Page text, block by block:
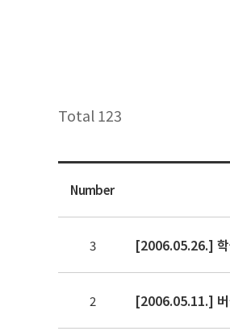
Total 123
Number
3 [2006.05.26.] 학
2 [2006.05.11.]